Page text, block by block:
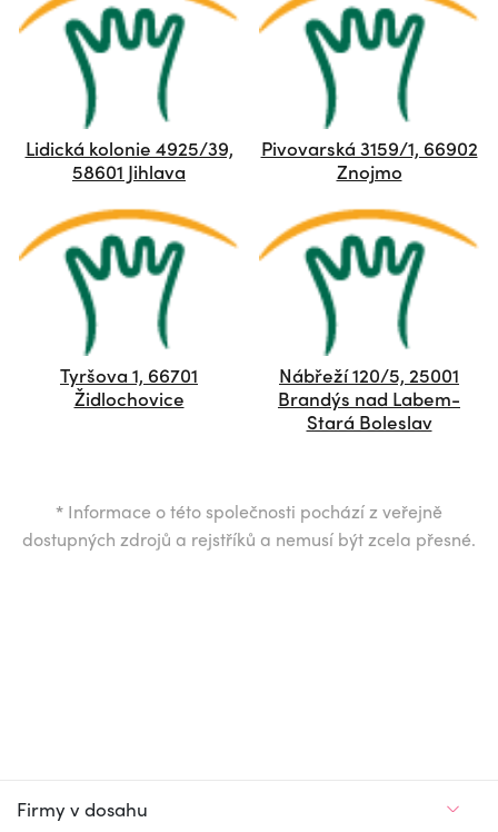
Lidická kolonie 4925/39,
58601 Jihlava
Pivovarská 3159/1, 66902
Znojmo
Tyršova 1, 66701
Židlochovice
Nábřeží 120/5, 25001
Brandýs nad Labem-
Stará Boleslav
* Informace o této společnosti pochází z veřejně
dostupných zdrojů a rejstříků a nemusí být zcela přesné.
Firmy v dosahu